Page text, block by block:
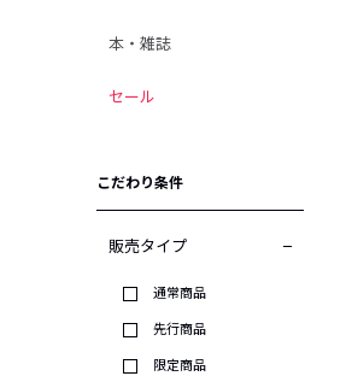
本・雑誌
セール
こだわり条件
販売タイプ
通常商品
先行商品
限定商品